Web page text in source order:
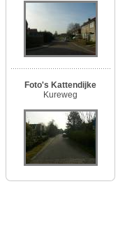
Foto's Kattendijke
Kureweg